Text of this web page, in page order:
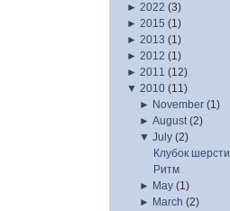
► 2022 (3)
► 2015 (1)
► 2013 (1)
► 2012 (1)
► 2011 (12)
▼ 2010 (11)
► November (1)
►August (2)
▼July (2)
Клубок шерсти
Ритм
► May (1)
► March (2)